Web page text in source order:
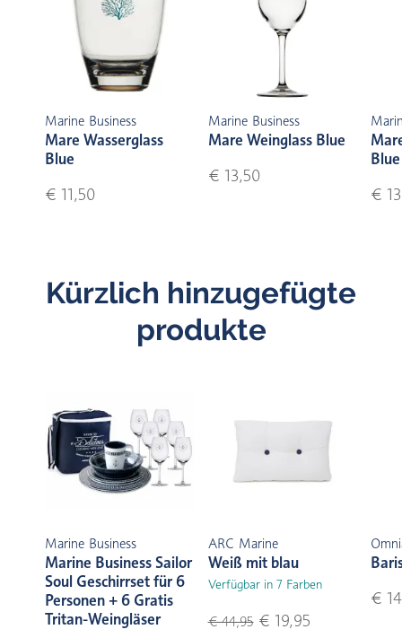
Marine Business
Mare Wasserglass
Blue
€ 11,50
Marine Business
Mare Weinglass Blue
€ 13,50
Blue
€
Kürzlich hinzugefügte
produkte
Marine Business
Marine Business Sailor
Soul Geschirrset für 6
Personen + 6 Gratis
Tritan-Weingläser
ARC Marine
Weiß mit blau
Verfügbar in 7 Farben
€ 44,95€ 19,95
€